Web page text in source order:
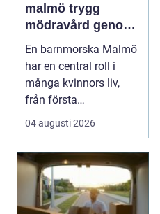
malmö trygg
mödravård genom
hela livet
En barnmorska Malmö
har en central roll i
många kvinnors liv,
från första
preventivmedelsrådgiv
ninge...
04 augusti 2026